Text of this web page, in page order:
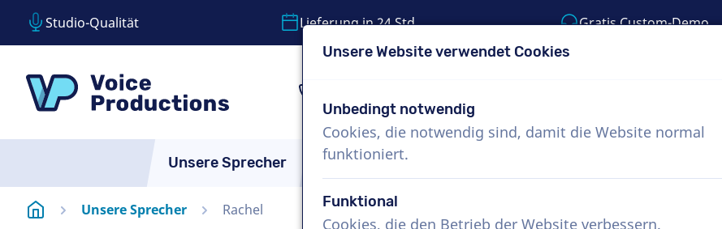
Studio-Qualität Lieferung in 24 Std. Gratis Custom-Demo
Unsere Sprecher Über uns
StartseiteUnsere Sprecher Rachel
Unsere Website verwendet Cookies
Unbedingt notwendig
Cookies, die notwendig sind, damit die Website normal
funktioniert.
Funktional
Cookies, die den Betrieb der Website verbessern.